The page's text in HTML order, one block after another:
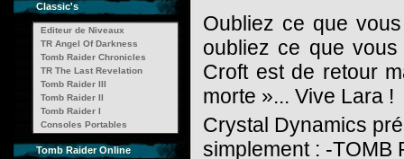
Classic's
Editeur de Niveaux
TR Angel Of Darkness
Tomb Raider Chronicles
TR The Last Revelation
Tomb Raider III
Tomb Raider II
Tomb Raider I
Consoles Portables
Tomb Raider Online
Oubliez ce que
oubliez ce que
Croft est de retour
morte »... Vive Lara !
Crystal Dynamics
simplement : -TOMB